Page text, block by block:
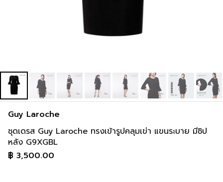
Guy Laroche
ชุดเดรส Guy Laroche ทรงเข้ารูปคลุมเข่า แขนระบาย มีซิป
หลัง G9XGBL
฿ 3,500.00